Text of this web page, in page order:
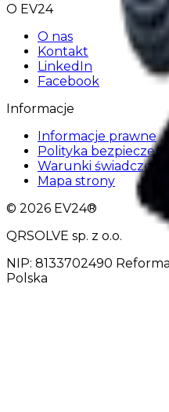
O EV24
O nas
Kontakt
LinkedIn
Facebook
Informacje
Informacje prawne
Polityka
Warunki świadczenia
Mapa strony
© 2026 EV24®
QRSOLVE sp. z o.o.
NIP: 8133702490
Polska